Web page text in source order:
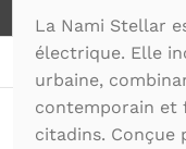
La Nami Stellar
électrique. Elle
urbaine,
contemporain et
citadins. Conçue